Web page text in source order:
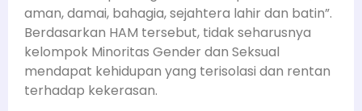
aman, damai, bahagia, sejahtera lahir dan batin”.
Berdasarkan HAM tersebut, tidak seharusnya
kelompok Minoritas Gender dan Seksual
mendapat kehidupan yang terisolasi dan rentan
terhadap kekerasan.